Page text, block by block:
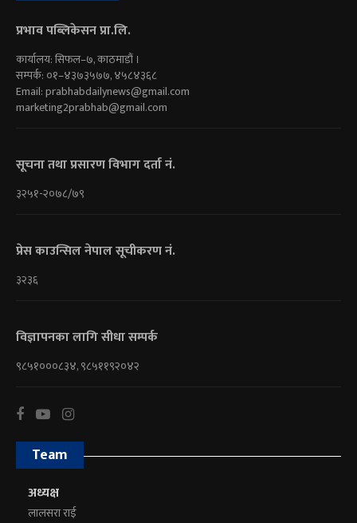
प्रभाव पब्लिकेसन प्रा.लि.
कार्यालय: सिफल–७, काठमाडौं ।
सम्पर्क: ०१–४३७३५७७, ४५८४३६८
Email:prabhabdailynews@gmail.com
marketing2prabhab@gmail.com
सूचना तथा प्रसारण विभाग दर्ता नं.
३२५१-२०७८/७९
प्रेस काउन्सिल नेपाल सूचीकरण नं.
३२३६
विज्ञापनका लागि सीधा सम्पर्क
९८५१०००८३४, ९८५११९२०४२
Team
अध्यक्ष
लालसरा राई